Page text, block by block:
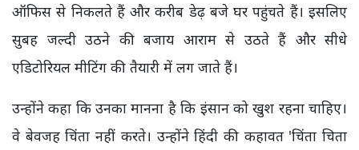
ऑफिस से निकलते हैं और करीब डेढ़ बजे घर पहुंचते हैं। इसलिए
सुबह जल्दी उठने की बजाय आराम से उठते हैं और सीधे
एडिटोरियल मीटिंग की तैयारी में लग जाते हैं।
उन्होंने कहा कि उनका मानना है कि इंसान को खुश रहना चाहिए।
वे बेवजह चिंता नहीं करते। उन्होंने हिंदी की कहावत 'चिंता चिता